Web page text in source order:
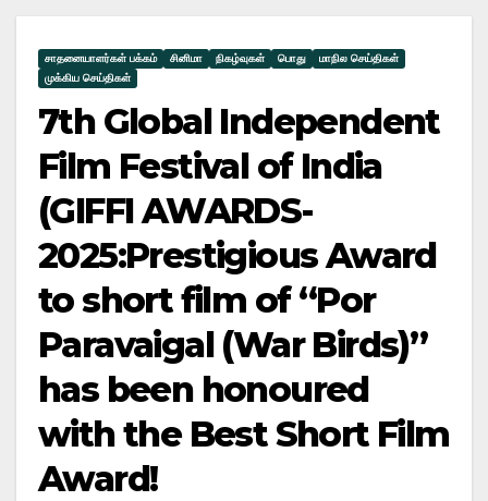
சாதனையாளர்கள் பக்கம் சினிமா நிகழ்வுகள் பொது
மாநில செய்திகள்
முக்கிய செய்திகள்
7th Global Independent
Film Festival of India
(GIFFI AWARDS-
2025:Prestigious Award
to short film of “Por
Paravaigal (War Birds)”
has been honoured
with the Best Short Film
Award!